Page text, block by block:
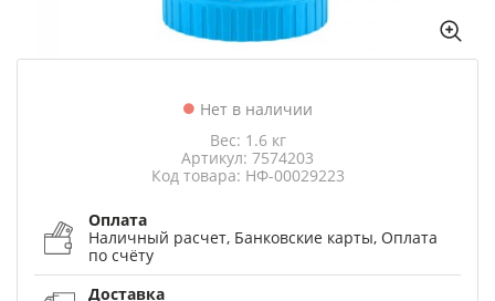
Нет в наличии
Вес: 1.6 кг
Артикул: 7574203
Код товара: НФ-00029223
Оплата
Наличный расчет, Банковские карты, Оплата
по счёту
Доставка